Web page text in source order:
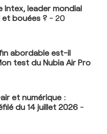
Intex, leader mondial
et bouées ? - 20
abordable est-il
test du Nubia Air Pro
et numérique :
du 14 juillet 2026 -